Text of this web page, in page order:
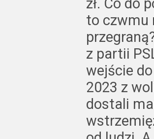
zł. Co do
to czwmu
z partii
wejście
2023 z
dostali